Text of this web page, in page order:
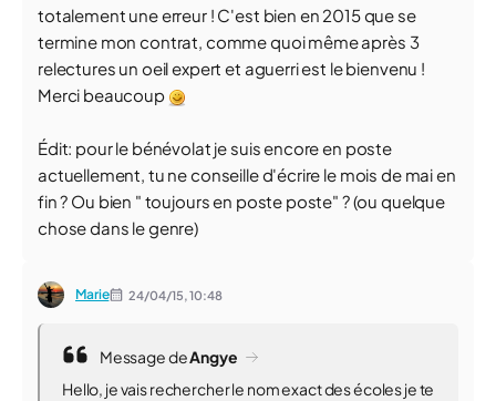
totalement une erreur ! C'est bien en 2015 que se
termine mon contrat, comme quoi même après 3
relectures un oeil expert et aguerri est le bienvenu !
Merci beaucoup
Édit: pour le bénévolat je suis encore en poste
actuellement, tu ne conseille d'écrire le mois de mai en
fin ? Ou bien " toujours en poste poste" ? (ou quelque
chose dans le genre)
Marie 24/04/15,10:48
Message deAngye
Hello, je vais rechercher le nom exact des écoles je te